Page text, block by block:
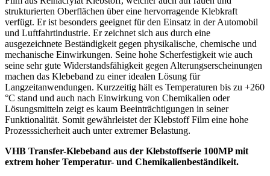
strukturierten Oberflächen über eine hervorragende Klebkraft
verfügt. Er ist besonders geeignet für den Einsatz in der Automobil
und Luftfahrtindustrie. Er zeichnet sich aus durch eine
ausgezeichnete Beständigkeit gegen physikalische, chemische und
mechanische Einwirkungen. Seine hohe Scherfestigkeit wie auch
seine sehr gute Widerstandsfähigkeit gegen Alterungserscheinungen
machen das Klebeband zu einer idealen Lösung für
Langzeitanwendungen. Kurzzeitig hält es Temperaturen bis zu +260
°C stand und auch nach Einwirkung von Chemikalien oder
Lösungsmitteln zeigt es kaum Beeinträchtigungen in seiner
Funktionalität. Somit gewährleistet der Klebstoff Film eine hohe
Prozesssicherheit auch unter extremer Belastung.
VHB Transfer-Klebeband aus der Klebstoffserie 100MP mit
extrem hoher Temperatur- und Chemikalienbeständikeit.